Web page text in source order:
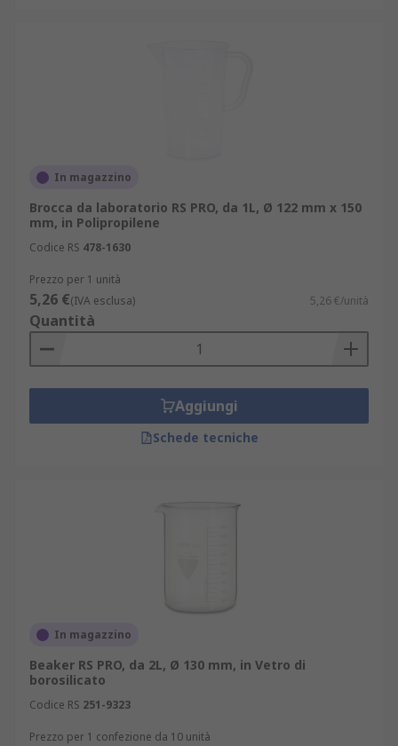
In magazzino
Brocca da laboratorio RS PRO, da 1L, Ø 122 mm x 150
mm, in Polipropilene
Codice RS 478-1630
Prezzo per 1 unità
5,26 €(IVA esclusa) 5,26 €/unità
Quantità
Aggiungi
Schede tecniche
In magazzino
Beaker RS PRO, da 2L, Ø 130 mm, in Vetro di
borosilicato
Codice RS 251-9323
Prezzo per 1 confezione da 10 unità